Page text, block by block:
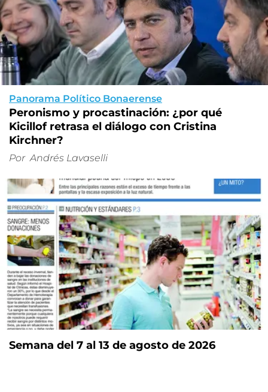
Panorama Político Bonaerense
Peronismo y procastinación: ¿por qué
Kicillof retrasa el diálogo con Cristina
Kirchner?
Por Andrés Lavaselli
Semana del 7 al 13 de agosto de 2026